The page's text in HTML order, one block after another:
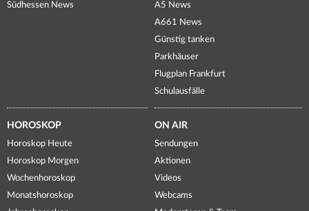
Südhessen News
A5 News
A661 News
Günstig tanken
Parkhäuser
Flugplan Frankfurt
Schulausfälle
HOROSKOP
Horoskop Heute
Horoskop Morgen
Wochenhoroskop
Monatshoroskop
ON AIR
Sendungen
Aktionen
Videos
Webcams